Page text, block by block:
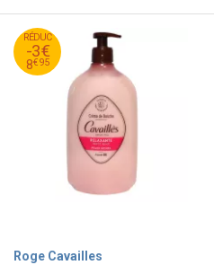
RÉDUC
-3€
8€95
11
€
95
8
€
95
Roge Cavailles